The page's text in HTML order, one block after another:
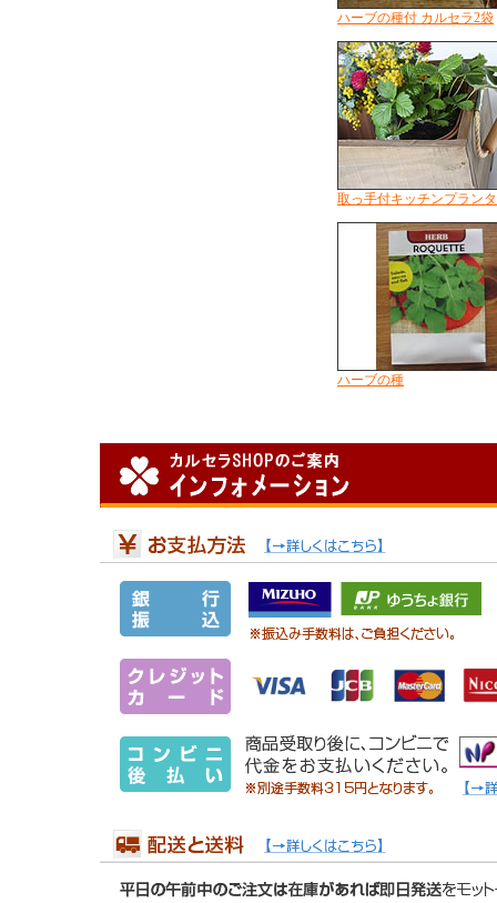
ハーブの種付 カルセラ2袋
取っ手付キッチンプラン
ハーブの種